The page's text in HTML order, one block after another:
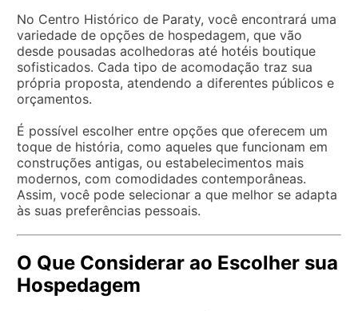
No Centro Histórico de Paraty, você encontrará uma
variedade de opções de hospedagem, que vão
desde pousadas acolhedoras até hotéis boutique
sofisticados. Cada tipo de acomodação traz sua
própria proposta, atendendo a diferentes públicos e
orçamentos.
É possível escolher entre opções que oferecem um
toque de história, como aqueles que funcionam em
construções antigas, ou estabelecimentos mais
modernos, com comodidades contemporâneas.
Assim, você pode selecionar a que melhor se adapta
às suas preferências pessoais.
O Que Considerar ao Escolher sua
Hospedagem